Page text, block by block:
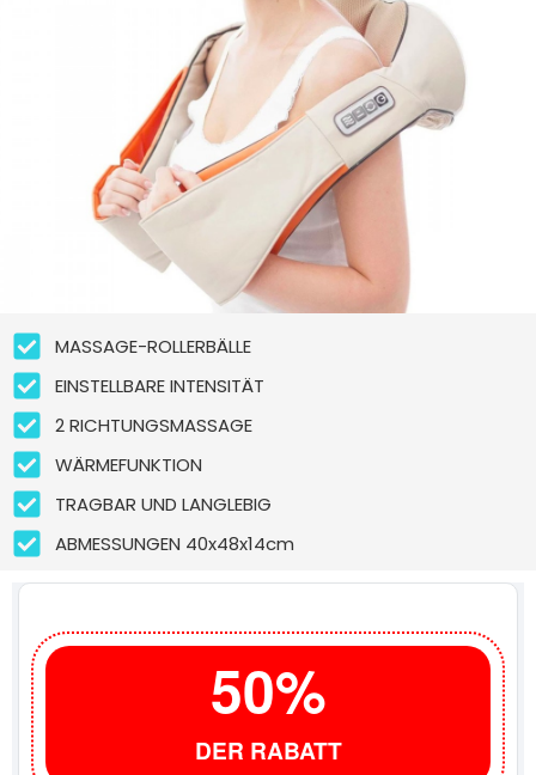
MASSAGE-ROLLERBÄLLE
EINSTELLBARE INTENSITÄT
2 RICHTUNGSMASSAGE
WÄRMEFUNKTION
TRAGBAR UND LANGLEBIG
ABMESSUNGEN 40x48x14cm